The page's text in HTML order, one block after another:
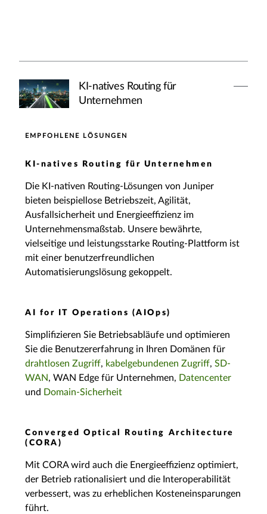
KI-natives Routing für
Unternehmen
EMPFOHLENE LÖSUNGEN
KI-natives Routing für Unternehmen
Die KI-nativen Routing-Lösungen von Juniper
bieten beispiellose Betriebszeit, Agilität,
Ausfallsicherheit und Energieeffizienz im
Unternehmensmaßstab. Unsere bewährte,
vielseitige und leistungsstarke Routing-Plattform ist
mit einer benutzerfreundlichen
Automatisierungslösung gekoppelt.
AI for IT Operations (AIOps)
Simplifizieren Sie Betriebsabläufe und optimieren
Sie die Benutzererfahrung in Ihren Domänen für
drahtlosen Zugriff, kabelgebundenen Zugriff, SD-
WAN, WAN Edge für Unternehmen, Datencenter
und Domain-Sicherheit
Converged Optical Routing Architecture
(CORA)
Mit CORA wird auch die Energieeffizienz optimiert,
der Betrieb rationalisiert und die Interoperabilität
verbessert, was zu erheblichen Kosteneinsparungen
führt.